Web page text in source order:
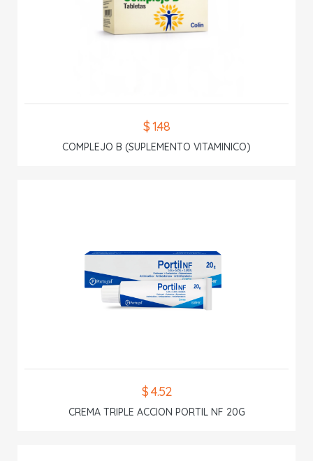
$ 1.48
COMPLEJO B (SUPLEMENTO VITAMINICO)
$ 4.52
CREMA TRIPLE ACCION PORTIL NF 20G